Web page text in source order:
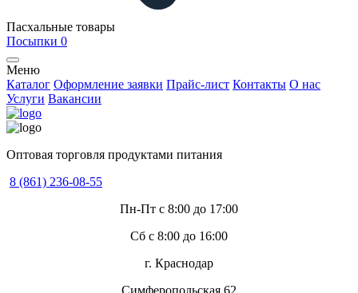
Пасхальные товары
Посыпки 0
Меню
Каталог Оформление заявки Прайс-лист Контакты О нас
Услуги Вакансии
Оптовая торговля продуктами питания
8 (861) 236-08-55
Пн-Пт с 8:00 до 17:00
Сб с 8:00 до 16:00
г. Краснодар
Симферопольская 62